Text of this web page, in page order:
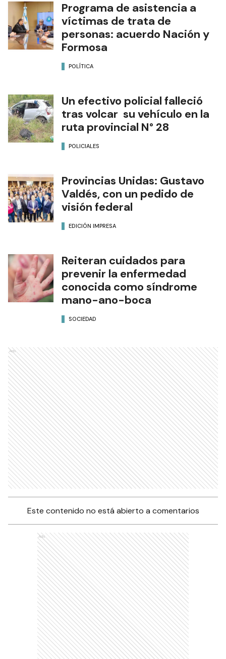
Programa de asistencia a
víctimas de trata de
personas: acuerdo Nación y
Formosa
POLÍTICA
Un efectivo policial falleció
tras volcar su vehículo en la
ruta provincial N° 28
POLICIALES
Provincias Unidas: Gustavo
Valdés, con un pedido de
visión federal
EDICIÓN IMPRESA
Reiteran cuidados para
prevenir la enfermedad
conocida como síndrome
mano-ano-boca
SOCIEDAD
Ads
Este contenido no está abierto a comentarios
Ads